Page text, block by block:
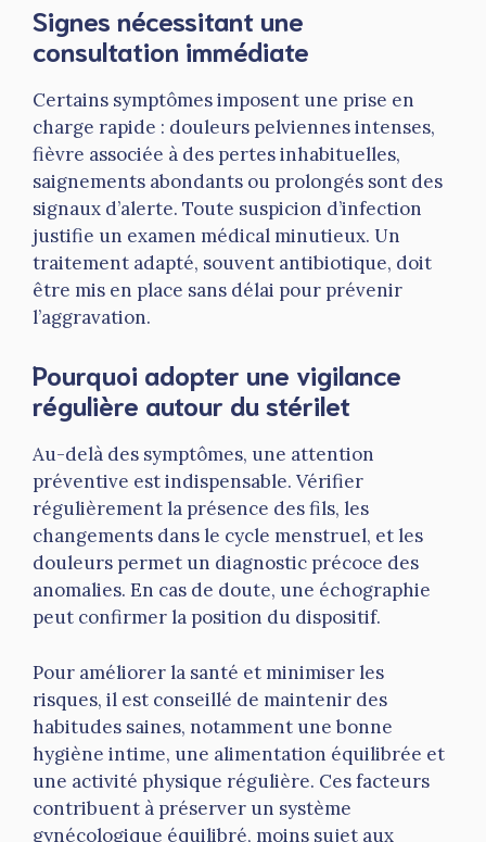
Signes nécessitant une
consultation immédiate
Certains symptômes imposent une prise en
charge rapide : douleurs pelviennes intenses,
fièvre associée à des pertes inhabituelles,
saignements abondants ou prolongés sont des
signaux d’alerte. Toute suspicion d’infection
justifie un examen médical minutieux. Un
traitement adapté, souvent antibiotique, doit
être mis en place sans délai pour prévenir
l’aggravation.
Pourquoi adopter une vigilance
régulière autour du stérilet
Au-delà des symptômes, une attention
préventive est indispensable. Vérifier
régulièrement la présence des fils, les
changements dans le cycle menstruel, et les
douleurs permet un diagnostic précoce des
anomalies. En cas de doute, une échographie
peut confirmer la position du dispositif.
Pour améliorer la santé et minimiser les
risques, il est conseillé de maintenir des
habitudes saines, notamment une bonne
hygiène intime, une alimentation équilibrée et
une activité physique régulière. Ces facteurs
contribuent à préserver un système
gynécologique équilibré, moins sujet aux